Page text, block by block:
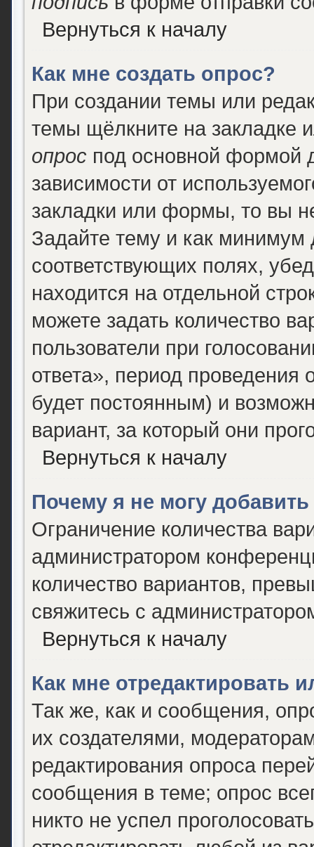
Вернуться к началу
Как мне создать опрос?
При создании темы или
темы щёлкните на закладке
опрос под основной формой
зависимости от
закладки или формы, то вы
Задайте тему и как минимум
соответствующих полях,
находится на отдельной
можете задать количество
пользователи при
ответа», период проведения
будет постоянным) и
вариант, за который они
Вернуться к началу
Почему я не могу
Ограничение количества
администратором
количество вариантов,
свяжитесь с
Вернуться к началу
Как мне отредактировать
Так же, как и сообщения,
их создателями,
редактирования опроса
сообщения в теме; опрос
никто не успел